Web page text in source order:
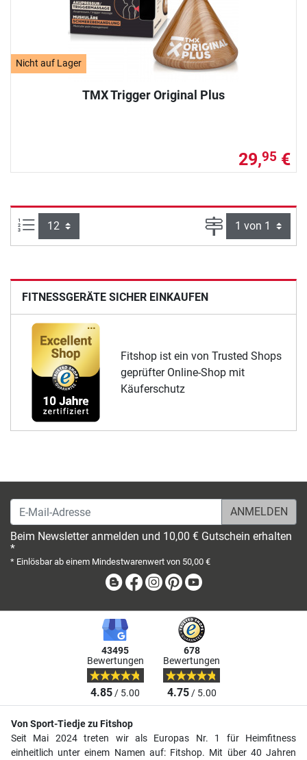
Nicht auf Lager
TMX Trigger Original Plus
29,95 €
Artikel pro Seite: Seite
FITNESSGERÄTE SICHER EINKAUFEN
Fitshop ist ein von Trusted Shops
geprüfter Online-Shop mit
Käuferschutz
E-Mail-Adresse
Beim Newsletter anmelden und 10,00 € Gutschein erhalten
*
* Einlösbar ab einem Mindestwarenwert von 50,00 €
BlogFacebook
Instagram
Pinterest
43495
Bewertungen
4.85/ 5.00
678
Bewertungen
4.75/ 5.00
Von Sport-Tiedje zu Fitshop
Seit Mai 2024 treten wir als Europas Nr. 1 für Heimfitness
einheitlich unter einem Namen auf: Fitshop. Mit über 40 Jahren